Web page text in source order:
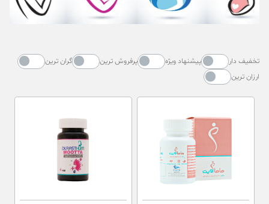
تخفیف دار پیشنهاد ویژه پرفروش ترین
گران ترین
ارزان ترین